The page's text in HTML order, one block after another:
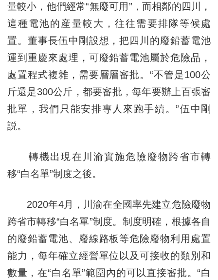
量較小，他們經常“無廢可用”，而相鄰的四川，
這種電池的産量較大，往往需要排隊等候處
置。董事長伍中剛設想，把四川的廢鉛蓄電池
運到重慶來處理，可廢鉛蓄電池屬於危險品，
處置程式複雜，需要層層審批。“不管是100公
斤還是300公斤，都要審批，每年要辦上百張審
批單，我們只能安排專人來跑手續。”伍中剛
説。
轉機出現在川渝實施危險廢物跨省市轉
移“白名單”制度之後。
2020年4月，川渝在全國率先建立危險廢物
跨省市轉移“白名單”制度。制度明確，根據各自
的廢鉛蓄電池、廢線路板等危險廢物利用處置
能力，每年確立經營單位以及可接收的類別和
數量，在“白名單”範圍內的可以直接審批。“白